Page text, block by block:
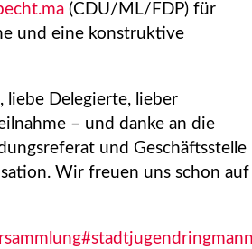
(CDU/ML/FDP) für
und eine konstruktive
liebe Delegierte, lieber
– und danke an die
und Geschäftsstelle
Wir freuen uns schon auf